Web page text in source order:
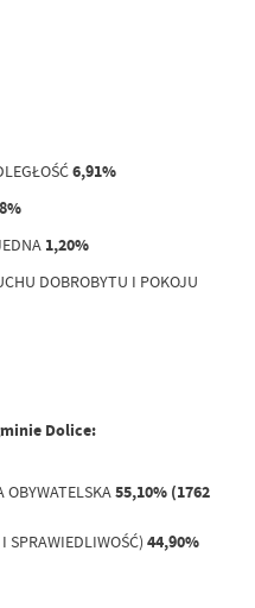
6,91%
1,20%
DOBROBYTU I POKOJU
Dolice:
55,10% (1762
44,90%